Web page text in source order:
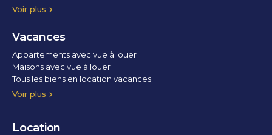
Voir plus
Vue parc
Vue fleuve
Vue lac
Vue marina / port
Vacances
Voir plus
Appartements avec vue à louer
Maisons avec vue à louer
Tous les biens en location vacances
Location